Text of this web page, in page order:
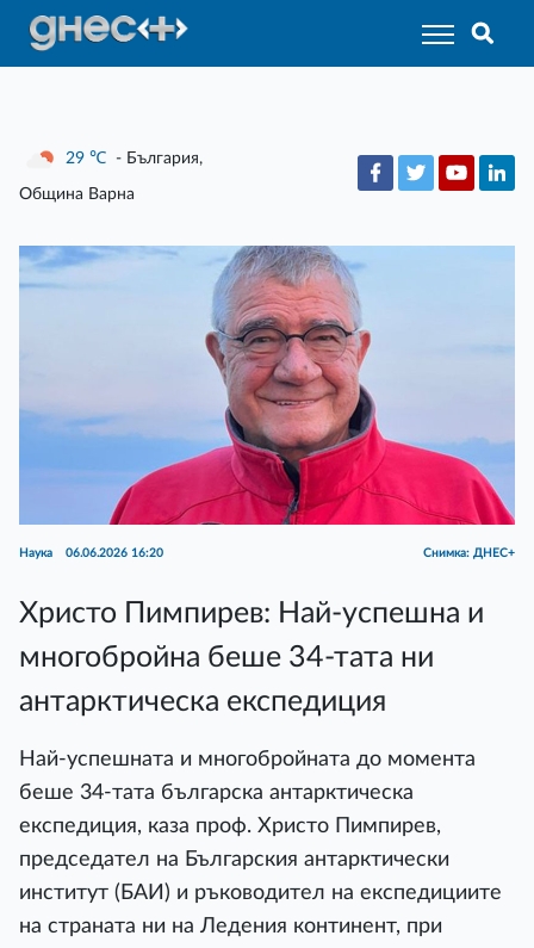
29 ℃ - България,
Община Варна
Наука 06.06.2026 16:20 Снимка: ДНЕС+
Христо Пимпирев: Най-успешна и
многобройна беше 34-тата ни
антарктическа експедиция
Най-успешната и многобройната до момента
беше 34-тата българска антарктическа
експедиция, каза проф. Христо Пимпирев,
председател на Българския антарктически
институт (БАИ) и ръководител на експедициите
на страната ни на Ледения континент, при